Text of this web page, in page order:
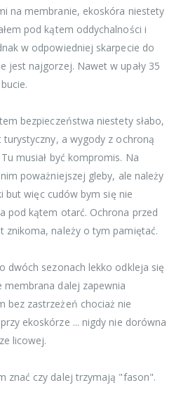
na membranie, ekoskóra niestety
pod kątem oddychalności i
w odpowiedniej skarpecie do
jest najgorzej. Nawet w upały 35
bezpieczeństwa niestety słabo,
a wygody z ochroną
musiał być kompromis. Na
poważniejszej gleby, ale należy
but więc cudów bym się nie
pod kątem otarć. Ochrona przed
znikoma, należy o tym pamiętać.
dwóch sezonach lekko odkleja się
membrana dalej zapewnia
bez zastrzeżeń chociaż nie
ekoskórze ... nigdy nie dorówna
licowej.
znać czy dalej trzymają "fason".